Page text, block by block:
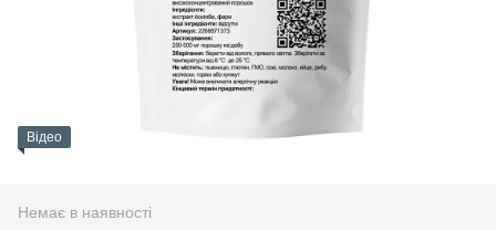
Відео
Немає в наявності